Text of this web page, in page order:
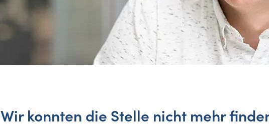
Wir konnten die Stelle nicht mehr